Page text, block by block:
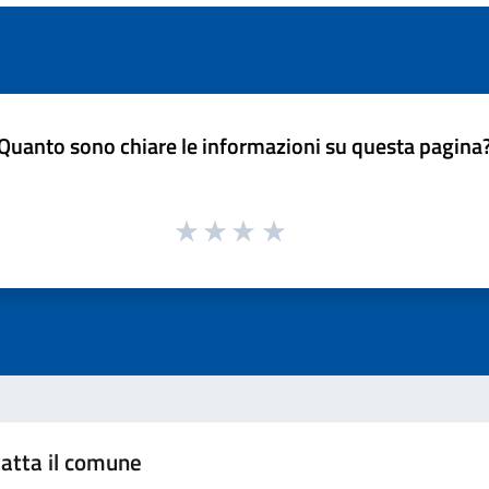
sono chiare le informazioni su questa
il comune